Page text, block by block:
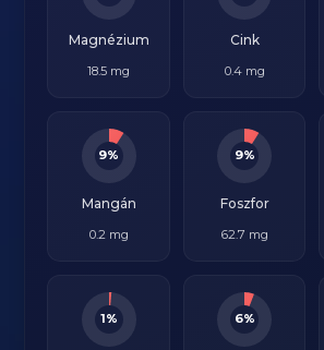
Magnézium
18.5 mg
Cink
0.4 mg
9%
Mangán
0.2 mg
9%
Foszfor
62.7 mg
1% 6%